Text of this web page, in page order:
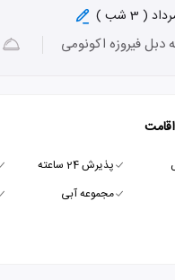
دبل فیروزه اکونومی
پذیرش 24 ساعته
مجموعه آبی